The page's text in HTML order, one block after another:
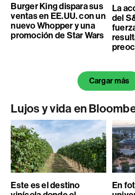
Burger King dispara sus
ventas en EE.UU. con un
nuevo Whopper y una
promoción de Star Wars
La
del
Cargar más
Lujos y vida en
Este es el destino
En